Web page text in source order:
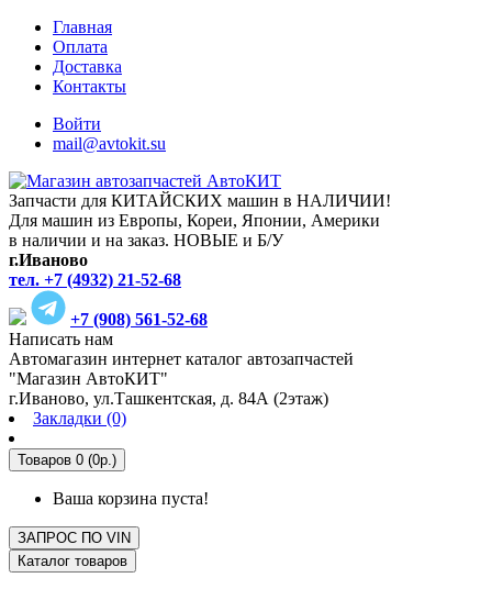
Главная
Оплата
Доставка
Контакты
Войти
mail@avtokit.su
Запчасти для КИТАЙСКИХ машин в НАЛИЧИИ!
Для машин из Европы, Кореи, Японии, Америки
в наличии и на заказ. НОВЫЕ и Б/У
г.Иваново
тел. +7 (4932) 21-52-68
+7 (908) 561-52-68
Написать нам
Автомагазин интернет каталог автозапчастей
"Магазин АвтоКИТ"
г.Иваново, ул.Ташкентская, д. 84А (2этаж)
Закладки (0)
Товаров 0 (0р.)
Ваша корзина пуста!
ЗАПРОС ПО VIN
Каталог товаров